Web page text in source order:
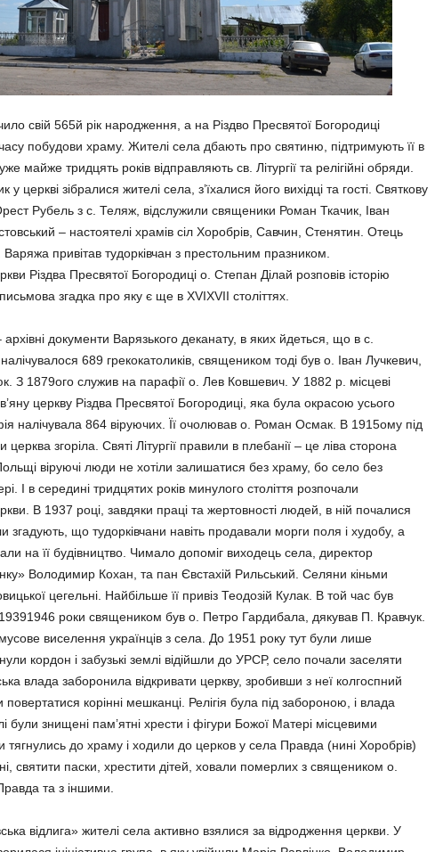
свій 565й рік народження, а на Різдво Пресвятої Богородиці
часу побудови храму. Жителі села дбають про святиню, підтримують її в
майже тридцять років відправляють св. Літургії та релігійні обряди.
церкві зібралися жителі села, з’їхалися його вихідці та гості. Святкову
Рубель з с. Теляж, відслужили священики Роман Ткачик, Іван
– настоятелі храмів сіл Хоробрів, Савчин, Стенятин. Отець
привітав тудорківчан з престольним празником.
Різдва Пресвятої Богородиці о. Степан Ділай розповів історію
згадка про яку є ще в XVIXVII століттях.
документи Варязького деканату, в яких йдеться, що в с.
689 грекокатоликів, священиком тоді був о. Іван Лучкевич,
З 1879ого служив на парафії о. Лев Ковшевич. У 1882 р. місцеві
церкву Різдва Пресвятої Богородиці, яка була окрасою усього
налічувала 864 віруючих. Її очолював о. Роман Осмак. В 1915ому під
церква згоріла. Святі Літургії правили в плебанії – це ліва сторона
віруючі люди не хотіли залишатися без храму, бо село без
І в середині тридцятих років минулого століття розпочали
В 1937 році, завдяки праці та жертовності людей, в ній почалися
згадують, що тудорківчани навіть продавали морги поля і худобу, а
на її будівництво. Чимало допоміг виходець села, директор
Володимир Кохан, та пан Євстахій Рильський. Селяни кіньми
цегельні. Найбільше її привіз Теодозій Кулак. В той час був
роки священиком був о. Петро Гардибала, дякував П. Кравчук.
виселення українців з села. До 1951 року тут були лише
кордон і забузькі землі відійшли до УРСР, село почали заселяти
влада заборонила відкривати церкву, зробивши з неї колгоспний
корінні мешканці. Релігія була під забороною, і влада
були знищені пам’ятні хрести і фігури Божої Матері місцевими
до храму і ходили до церков у села Правда (нині Хоробрів)
святити паски, хрестити дітей, ховали померлих з священиком о.
та з іншими.
відлига» жителі села активно взялися за відродження церкви. У